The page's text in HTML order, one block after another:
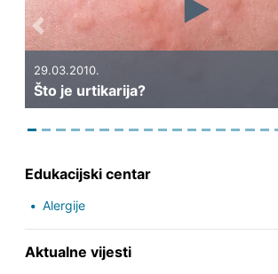
je urtikarija?
Previous
Edukacijski centar
Alergije
Aktualne vijesti